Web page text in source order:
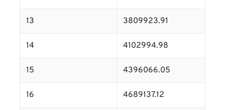
13 3809923.91
14 4102994.98
15 4396066.05
16 4689137.12